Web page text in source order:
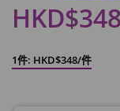
HKD$348
1件: HKD$348/件